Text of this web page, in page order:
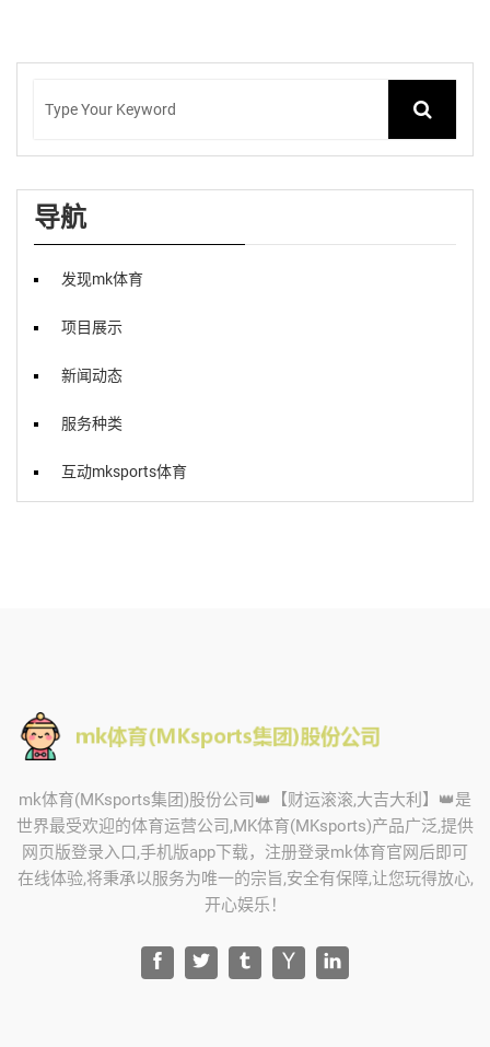
导航
发现mk体育
项目展示
新闻动态
服务种类
互动mksports体育
mk体育(MKsports集团)股份公司👑【财运滚滚,大吉大利】👑是
世界最受欢迎的体育运营公司,MK体育(MKsports)产品广泛,提供
网页版登录入口,手机版app下载，注册登录mk体育官网后即可
在线体验,将秉承以服务为唯一的宗旨,安全有保障,让您玩得放心,
开心娱乐！